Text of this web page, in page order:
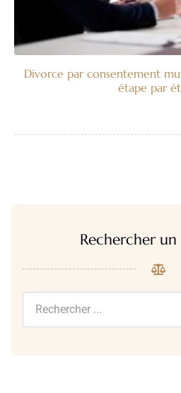
Divorce par consentement
étape par
Rechercher